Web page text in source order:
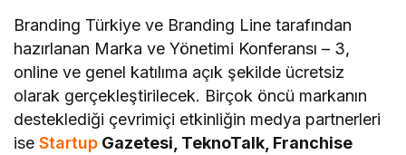
Branding Türkiye ve Branding Line tarafından
hazırlanan Marka ve Yönetimi Konferansı – 3,
online ve genel katılıma açık şekilde ücretsiz
olarak gerçekleştirilecek. Birçok öncü markanın
desteklediği çevrimiçi etkinliğin medya partnerleri
iseStartup Gazetesi, TeknoTalk, Franchise